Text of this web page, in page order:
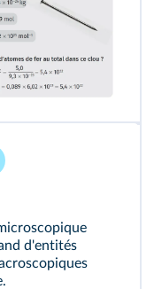
d'entités